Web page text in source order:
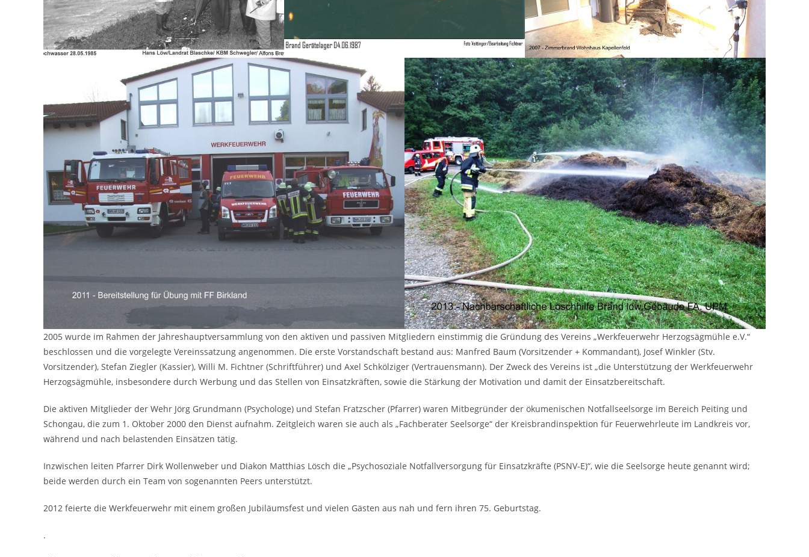
2005 wurde im Rahmen der Jahreshauptversammlung von den aktiven und passiven Mitgliedern einstimmig die Gründung des Vereins „Werkfeuerwehr Herzogsägmühle e.V.“
beschlossen und die vorgelegte Vereinssatzung angenommen. Die erste Vorstandschaft bestand aus: Manfred Baum (Vorsitzender + Kommandant), Josef Winkler (Stv.
Vorsitzender), Stefan Ziegler (Kassier), Willi M. Fichtner (Schriftführer) und Axel Schkölziger (Vertrauensmann). Der Zweck des Vereins ist „die Unterstützung der Werkfeuerwehr
Herzogsägmühle, insbesondere durch Werbung und das Stellen von Einsatzkräften, sowie die Stärkung der Motivation und damit der Einsatzbereitschaft.
Die aktiven Mitglieder der Wehr Jörg Grundmann (Psychologe) und Stefan Fratzscher (Pfarrer) waren Mitbegründer der ökumenischen Notfallseelsorge im Bereich Peiting und
Schongau, die zum 1. Oktober 2000 den Dienst aufnahm. Zeitgleich waren sie auch als „Fachberater Seelsorge“ der Kreisbrandinspektion für Feuerwehrleute im Landkreis vor,
während und nach belastenden Einsätzen tätig.
Inzwischen leiten Pfarrer Dirk Wollenweber und Diakon Matthias Lösch die „Psychosoziale Notfallversorgung für Einsatzkräfte (PSNV-E)“, wie die Seelsorge heute genannt wird;
beide werden durch ein Team von sogenannten Peers unterstützt.
2012 feierte die Werkfeuerwehr mit einem großen Jubiläumsfest und vielen Gästen aus nah und fern ihren 75. Geburtstag.
.